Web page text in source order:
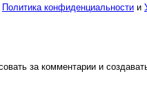
Политика конфиденциальности и
за комментарии и